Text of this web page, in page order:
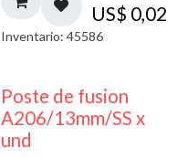
US$ 0,02
Inventario: 45586
Poste de fusion
A206/13mm/SS x
und